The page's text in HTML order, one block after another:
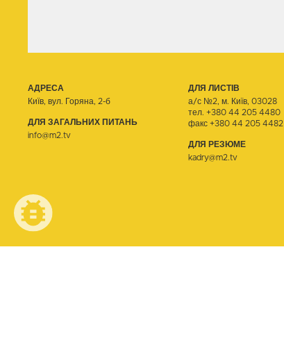
АДРЕСА
Київ, вул. Горяна, 2-б
ДЛЯ ЗАГАЛЬНИХ ПИТАНЬ
info@m2.tv
ДЛЯ ЛИСТІВ
а/с №2, м. Київ, 03028
тел. +380 44 205 4480
факс +380 44 205 4482
ДЛЯ РЕЗЮМЕ
kadry@m2.tv